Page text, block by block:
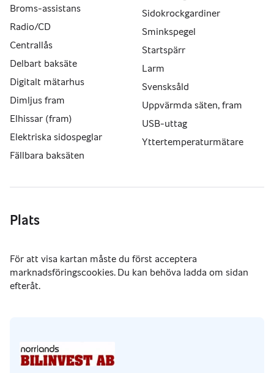
Broms-assistans
Radio/CD
Centrallås
Delbart baksäte
Digitalt mätarhus
Dimljus fram
Elhissar (fram)
Elektriska sidospeglar
Fällbara baksäten
Sidokrockgardiner
Sminkspegel
Startspärr
Larm
Svensksåld
Uppvärmda säten, fram
USB-uttag
Yttertemperaturmätare
Plats